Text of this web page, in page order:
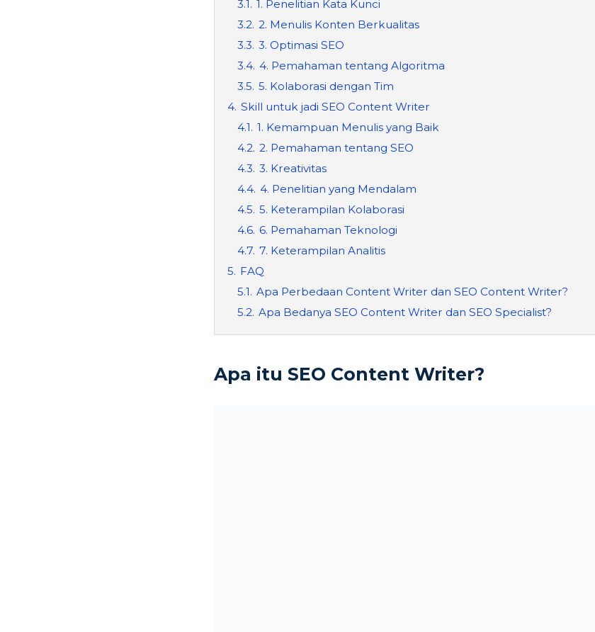
3.1. 1. Penelitian Kata Kunci
3.2. 2. Menulis Konten Berkualitas
3.3. 3. Optimasi SEO
3.4. 4. Pemahaman tentang Algoritma
3.5. 5. Kolaborasi dengan Tim
4. Skill untuk jadi SEO Content Writer
4.1. 1. Kemampuan Menulis yang Baik
4.2. 2. Pemahaman tentang SEO
4.3. 3. Kreativitas
4.4. 4. Penelitian yang Mendalam
4.5. 5. Keterampilan Kolaborasi
4.6. 6. Pemahaman Teknologi
4.7. 7. Keterampilan Analitis
5. FAQ
5.1. Apa Perbedaan Content Writer dan SEO Content Writer?
5.2. Apa Bedanya SEO Content Writer dan SEO Specialist?
Apa itu SEO Content Writer?